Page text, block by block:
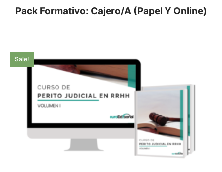
Pack Formativo: Cajero/a (Papel Y Online)
Sale!